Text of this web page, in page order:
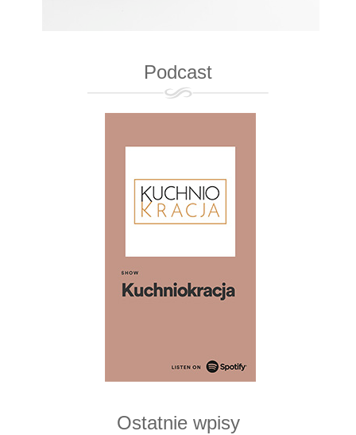
Podcast
Ostatnie wpisy